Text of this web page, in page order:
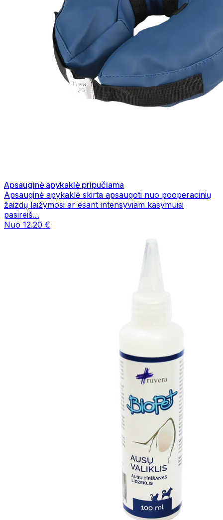
Apsauginė apykaklė pripučiama
Apsauginė apykaklė skirta apsaugoti nuo pooperacinių
žaizdų laižymosi ar esant intensyviam kasymuisi
pasireiš…
Nuo 12.20 €